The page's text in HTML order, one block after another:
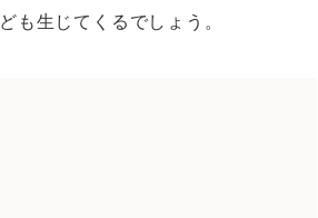
も生じてくるでしょう。